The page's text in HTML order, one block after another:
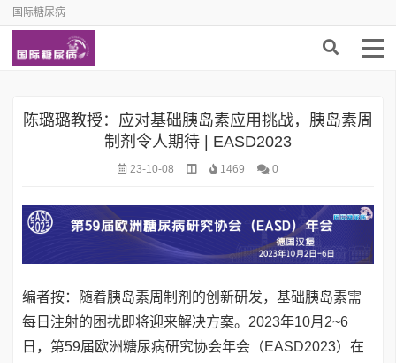
国际糖尿病
陈璐璐教授：应对基础胰岛素应用挑战，胰岛素周
制剂令人期待 | EASD2023
23-10-08 1469 0
编者按：随着胰岛素周制剂的创新研发，基础胰岛素需
每日注射的困扰即将迎来解决方案。2023年10月2~6
日，第59届欧洲糖尿病研究协会年会（EASD2023）在